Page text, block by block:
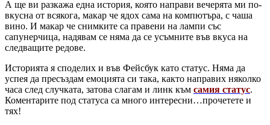
А ще ви разкажа една история, която направи вечерята ми по-
вкусна от всякога, макар че ядох сама на компютъра, с чаша
вино. И макар че снимките са правени на лампи със
сапунерчица, надявам се няма да се усъмните във вкуса на
следващите редове.
Историята я споделих и във Фейсбук като статус. Няма да
успея да пресъздам емоцията си така, както направих няколко
часа след случката, затова слагам и линк към самия статус.
Коментарите под статуса са много интересни…прочетете и
тях!